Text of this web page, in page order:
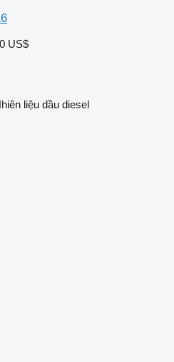
US$
liệu dầu diesel